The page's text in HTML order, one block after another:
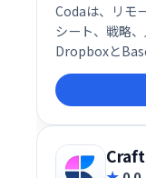
Codaは、リモ
シート、戦略
Dropboxと
様々なアプリ
デアの共有や
す。 柔軟なビ
トをチームの
す。
Craft